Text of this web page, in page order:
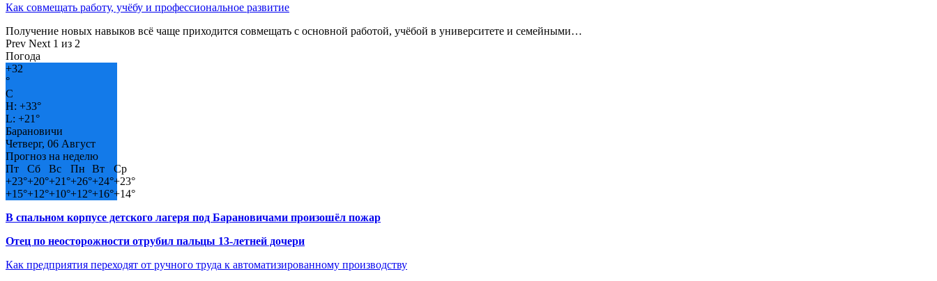
Как совмещать работу, учёбу и профессиональное развитие
Получение новых навыков всё чаще приходится совмещать с основной работой, учёбой в университете и семейными…
Prev Next 1 из 2
Погода
+32
°
C
H: +33°
L: +21°
Барановичи
Четверг, 06 Август
Прогноз на неделю
Пт
Сб Вс Пн Вт
Ср
+23°+20°+21°+26°+24°+23°
+15°+12°+10°+12°+16°+14°
В спальном корпусе детского лагеря под Барановичами произошёл пожар
Отец по неосторожности отрубил пальцы 13-летней дочери
Как предприятия переходят от ручного труда к автоматизированному производству